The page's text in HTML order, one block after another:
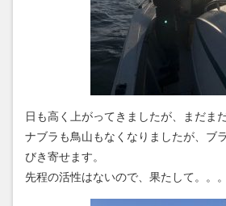
日も高く上がってきましたが、まだま
ナブラも鳥山もなくなりましたが、ブ
びき寄せます。
先程の活性はないので、果たして。。。